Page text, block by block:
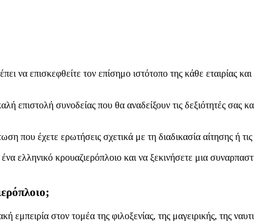
επισκεφθείτε τον επίσημο ιστότοπο της κάθε εταιρίας
συνοδείας που θα αναδείξουν τις δεξιότητές σας
που έχετε ερωτήσεις σχετικά με τη διαδικασία αίτησης ή τις
ελληνικό κρουαζιερόπλοιο και να ξεκινήσετε μια
εμπειρία στον τομέα της φιλοξενίας, της μαγειρικής, της